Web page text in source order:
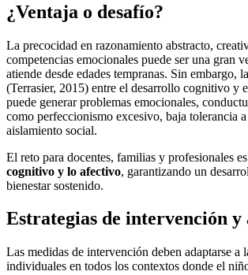
¿Ventaja o desafío?
La precocidad en razonamiento abstracto,
competencias emocionales puede ser una gran
atiende desde edades tempranas. Sin embargo, la
(Terrasier, 2015) entre el desarrollo cognitivo y
puede generar problemas emocionales,
como perfeccionismo excesivo, baja tolerancia
aislamiento social.
El reto para docentes, familias y profesionales es
cognitivo y lo afectivo, garantizando un
bienestar sostenido.
Estrategias de intervención y
Las medidas de intervención deben adaptarse a
individuales en todos los contextos donde el